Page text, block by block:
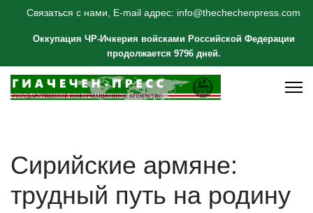
Связаться с нами, E-mail адрес: info@thechechenpress.com
Оккупация ЧР-Ичкерия войсками Российской Федерации
продолжается 9796 дней.
Сирийские армяне:
трудный путь на родину